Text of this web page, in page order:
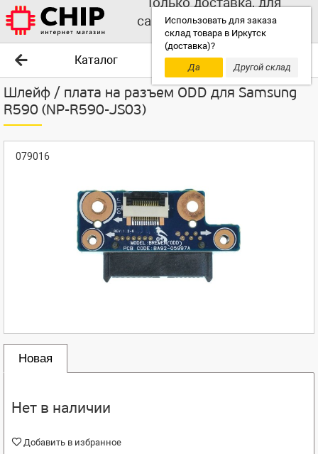
Использовать для заказа
склад товара в Иркутск
(доставка)?
Да
Другой склад
самовывоза выбирайте
другой склад!
Каталог
Шлейф / плата на разъем ODD для Samsung
R590 (NP-R590-JS03)
079016
Новая
Нет в наличии
Добавить в избранное